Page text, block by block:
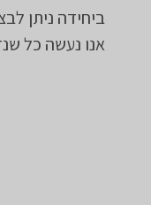
ביחידה ניתן
אנו נעשה כל